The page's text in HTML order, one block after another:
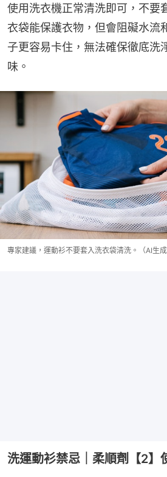
使用洗衣機正常清洗即可，不要
衣袋能保護衣物，但會阻礙水流
子更容易卡住，無法確保徹底洗
味。
專家建議，運動衫不要套入洗衣袋清洗。（AI生成
洗運動衫禁忌｜柔順劑【2】